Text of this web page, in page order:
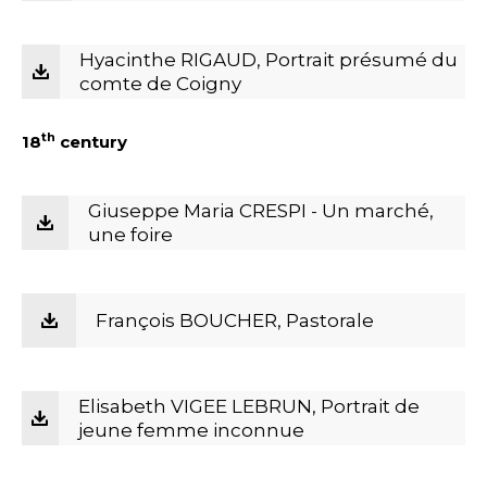
Hyacinthe RIGAUD, Portrait présumé du
comte de Coigny
18th century
Giuseppe Maria CRESPI - Un marché,
une foire
François BOUCHER, Pastorale
Elisabeth VIGEE LEBRUN, Portrait de
jeune femme inconnue